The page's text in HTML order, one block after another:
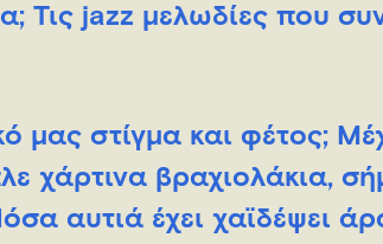
Τις jazz μελωδίες που
μας στίγμα και φέτος;
χάρτινα βραχιολάκια,
αυτιά έχει χαϊδέψει